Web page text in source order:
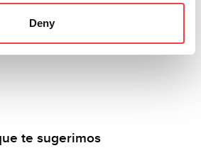
Deny
te sugerimos